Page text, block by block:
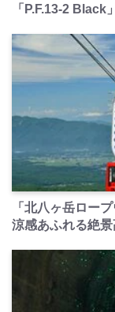
「P.F.13-2 Black
「北八ヶ岳ロー
涼感あふれる絶景